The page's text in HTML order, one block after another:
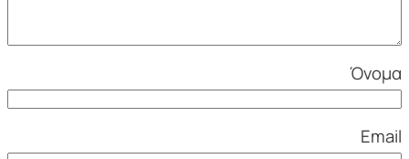
Όνομα
Email